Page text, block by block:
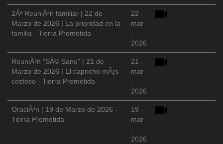
2Âª ReuniÃ³n familiar | 22 de
Marzo de 2026 | La prioridad en la
familia - Tierra Prometida
22 -
mar
-
2026
ReuniÃ³n "SÃ© Sano" | 21 de
Marzo de 2026 | El capricho mÃ¡s
costoso - Tierra Prometida
21 -
mar
-
2026
OraciÃ³n | 19 de Marzo de 2026 -
Tierra Prometida
19 -
mar
-
2026